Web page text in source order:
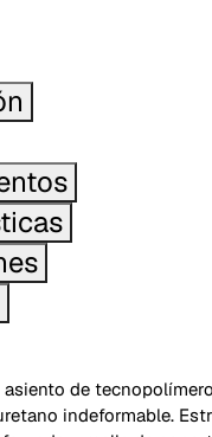
de
indeformable.